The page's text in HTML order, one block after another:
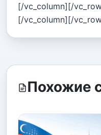
[/vc_column][/
[/vc_column][/
Похожие